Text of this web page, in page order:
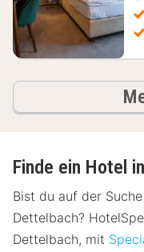
Finde ein Hotel
Bist du auf der
Dettelbach?
Dettelbach, mit